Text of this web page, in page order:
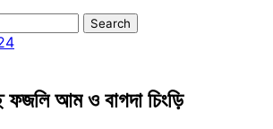
আম ও বাগদা চিংড়ি